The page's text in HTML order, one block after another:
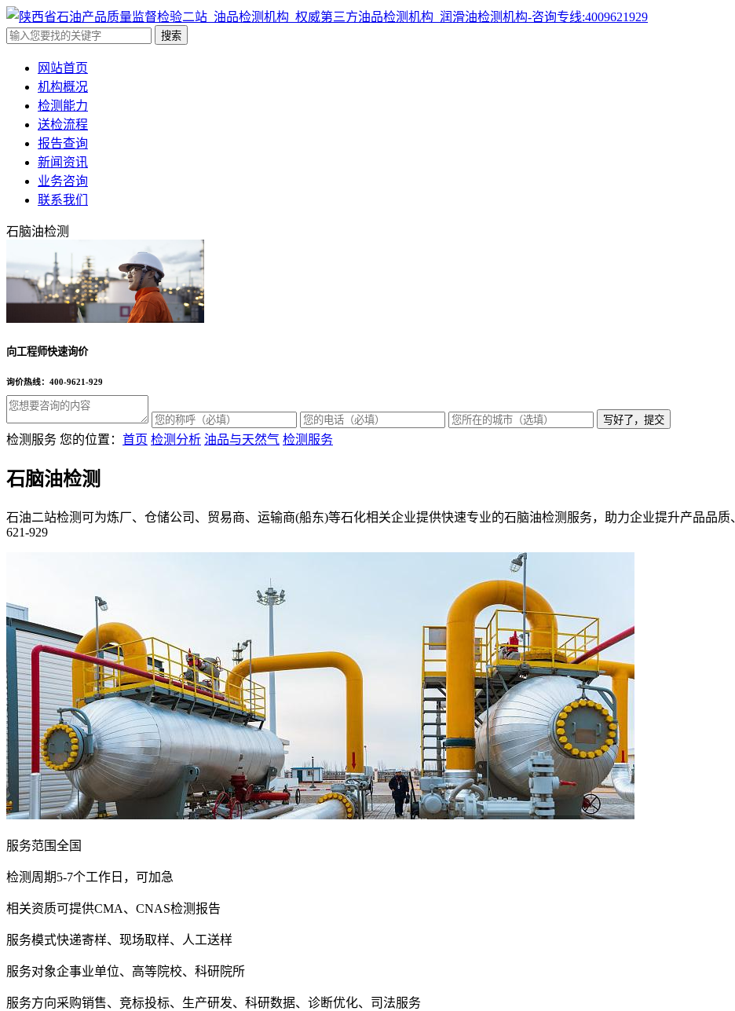
搜索
网站首页
机构概况
检测能力
送检流程
报告查询
新闻资讯
业务咨询
联系我们
石脑油检测
向工程师快速询价
询价热线：400-9621-929
写好了，提交
检测服务 您的位置： 首页 检测分析 油品与天然气 检测服务
石脑油检测
石油二站检测可为炼厂、仓储公司、贸易商、运输商(船东)等石化相关企业提供快速专业的石脑油检测服务，助力企业提升产品品
621-929
服务范围全国
检测周期5-7个工作日，可加急
相关资质可提供CMA、CNAS检测报告
服务模式快递寄样、现场取样、人工送样
服务对象企事业单位、高等院校、科研院所
服务方向采购销售、竞标投标、生产研发、科研数据、诊断优化、司法服务